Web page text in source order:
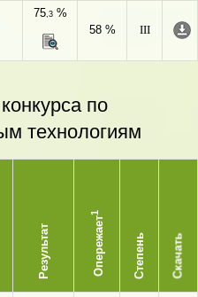
75,3%
58 %
III
по
технологиям
Результат Опережает
1
Степень Скачать